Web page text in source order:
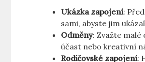
Ukázka zapojení:
sami, abyste jim
Odměny: Zvažte malé
účast nebo kreativní
Rodičovské zapojení: